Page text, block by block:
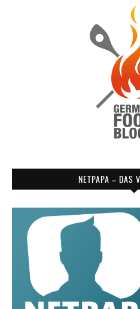
NETPAPA – DAS